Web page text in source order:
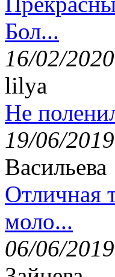
Бол...
16/02/2020
lilya
Не
19/06/2019
Васильева
Отличная
моло...
06/06/2019